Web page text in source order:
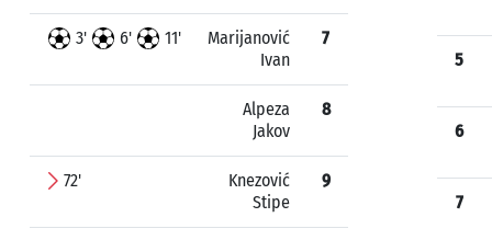
3' 6' 11'
Marijanović
Ivan
7
Alpeza
Jakov
8
72'
Knezović
Stipe
9
5
6
7